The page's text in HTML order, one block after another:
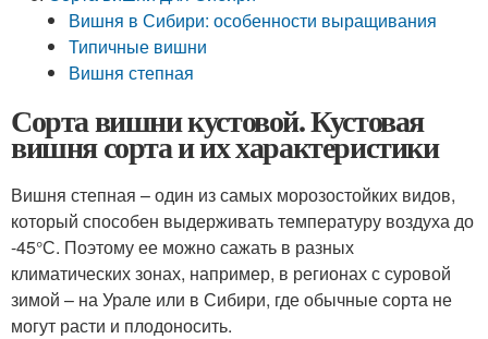
Вишня в Сибири: особенности выращивания
Типичные вишни
Вишня степная
Сорта вишни кустовой. Кустовая
вишня сорта и их характеристики
Вишня степная – один из самых морозостойких видов,
который способен выдерживать температуру воздуха до
-45°С. Поэтому ее можно сажать в разных
климатических зонах, например, в регионах с суровой
зимой – на Урале или в Сибири, где обычные сорта не
могут расти и плодоносить.